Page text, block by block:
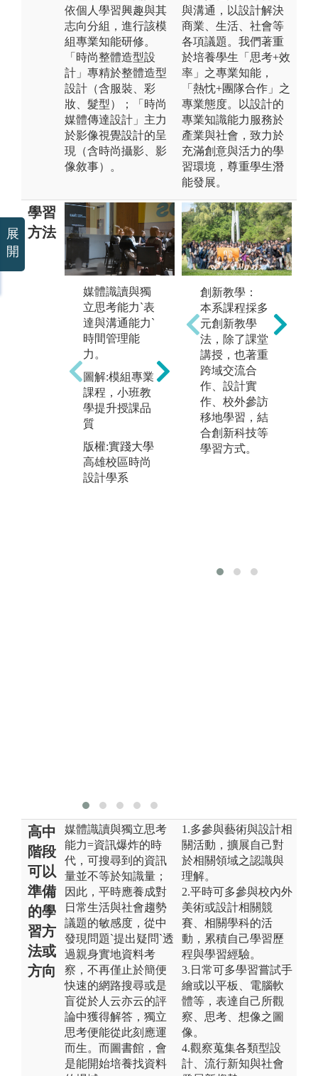
依個人學習興趣與其
志向分組，進行該模
組專業知能研修。
「時尚整體造型設
計」專精於整體造型
設計（含服裝、彩
妝、髮型）；「時尚
媒體傳達設計」主力
於影像視覺設計的呈
現（含時尚攝影、影
像敘事）。
與溝通，以設計解決
商業、生活、社會等
各項議題。我們著重
於培養學生「思考+效
率」之專業知能，
「熱忱+團隊合作」之
專業態度。以設計的
專業知識能力服務於
產業與社會，致力於
充滿創意與活力的學
習環境，尊重學生潛
能發展。
學習
方法
媒體識讀與獨
立思考能力`表
達與溝通能力`
時間管理能
力。
圖解:模組專業
課程，小班教
學提升授課品
質
版權:實踐大學
高雄校區時尚
設計學系
【共同專業必
修】（不分
組）學習主軸:
1. 創意原理-開
啟設計思維之
起始關鍵
2. 時尚公關與
對全球市場之
創新教學：
本系課程採多
元創新教學
法，除了課堂
講授，也著重
跨域交流合
作、設計實
作、校外參訪
移地學習，結
合創新科技等
學習方式。
高中
階段
可以
準備
的學
習方
法或
方向
媒體識讀與獨立思考
能力=資訊爆炸的時
代，可搜尋到的資訊
量並不等於知識量；
因此，平時應養成對
日常生活與社會趨勢
議題的敏感度，從中
發現問題`提出疑問`透
過親身實地資料考
察，不再僅止於簡便
快速的網路搜尋或是
盲從於人云亦云的評
論中獲得解答，獨立
思考便能從此刻應運
而生。而圖書館，會
是能開始培養找資料
1.多參與藝術與設計相
關活動，擴展自己對
於相關領域之認識與
理解。
2.平時可多參與校內外
美術或設計相關競
賽、相關學科的活
動，累積自己學習歷
程與學習經驗。
3.日常可多學習嘗試手
繪或以平板、電腦軟
體等，表達自己所觀
察、思考、想像之圖
像。
4.觀察蒐集各類型設
計、流行新知與社會
展
開